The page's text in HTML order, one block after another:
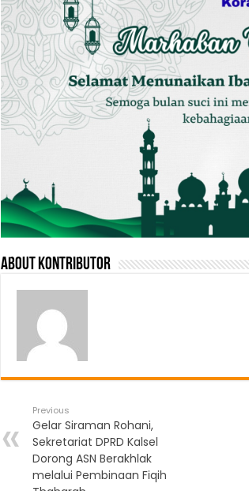
About Kontributor
Previous
Gelar Siraman Rohani,
Sekretariat DPRD Kalsel
Dorong ASN Berakhlak
melalui Pembinaan Fiqih